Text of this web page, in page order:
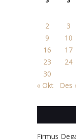
2
3
9
10
16
17
23
24
30
« Okt
Des
Firmus